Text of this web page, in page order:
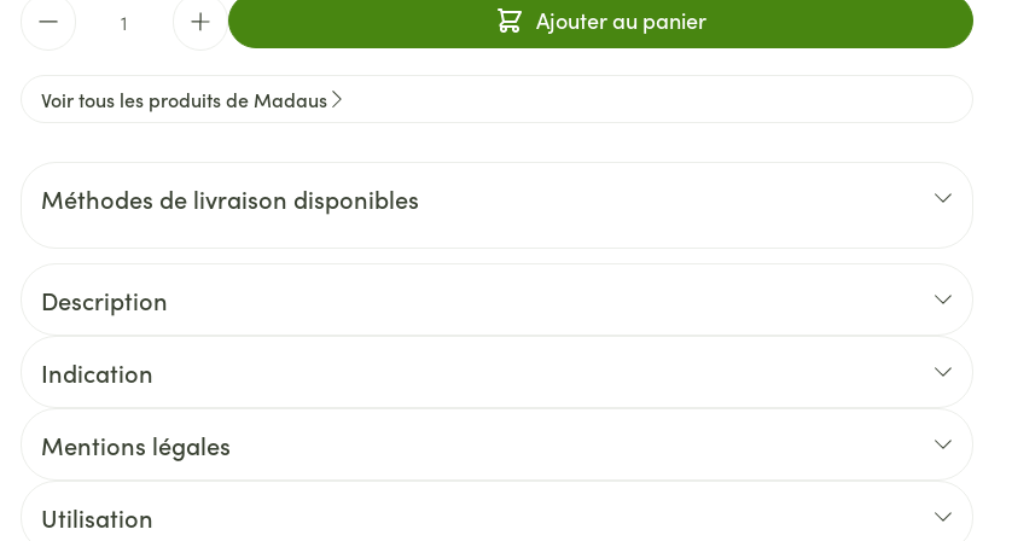
Ajouter au panier
Voir tous les produits de Madaus
Méthodes de livraison disponibles
Description
Indication
Mentions légales
Utilisation